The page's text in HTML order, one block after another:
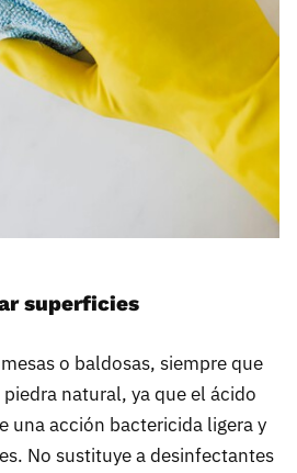
superficies
o baldosas, siempre que
natural, ya que el ácido
una acción bactericida ligera y
No sustituye a desinfectantes